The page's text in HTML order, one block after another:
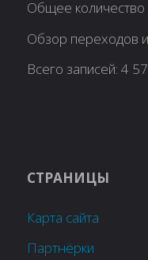
Общее количество
Обзор переходов
Всего записей:4
СТРАНИЦЫ
Карта сайта
Партнёрки